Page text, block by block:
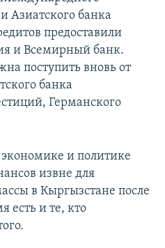
Азиатского банка
предоставили
и Всемирный банк.
поступить вновь от
банка
Германского
и политике
извне для
в Кыргызстане после
есть и те, кто